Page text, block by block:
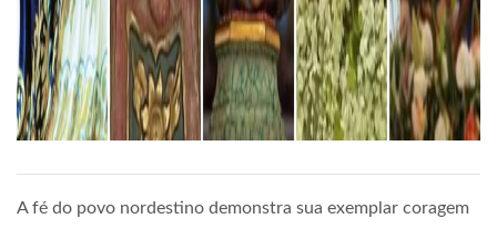
A fé do povo nordestino demonstra sua exemplar coragem